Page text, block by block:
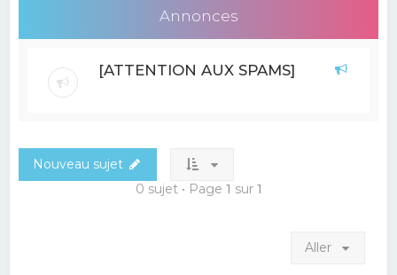
Annonces
[ATTENTION AUX SPAMS]
Nouveau sujet
0 sujet • Page 1 sur 1
Aller